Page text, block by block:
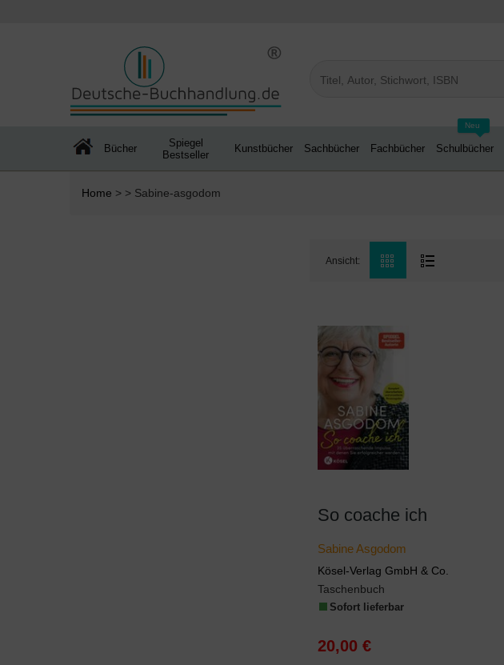
Bücher
Spiegel
Bestseller
Kunstbücher Sachbücher Fachbücher
Neu
Schulbücher
Home > > Sabine-asgodom
Ansicht:
So coache ich
Sabine Asgodom
Kösel-Verlag GmbH & Co.
Taschenbuch
Sofort lieferbar
20,00 €